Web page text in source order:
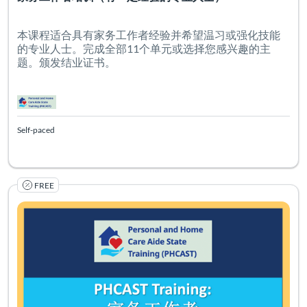
本课程适合具有家务工作者经验并希望温习或强化技能
的专业人士。完成全部11个单元或选择您感兴趣的主
题。颁发结业证书。
Self-paced
FREE Certificate
Listing
Listing Catalog: PHCAST Chinese Cantonese Simplified
Listing Date: Self-paced